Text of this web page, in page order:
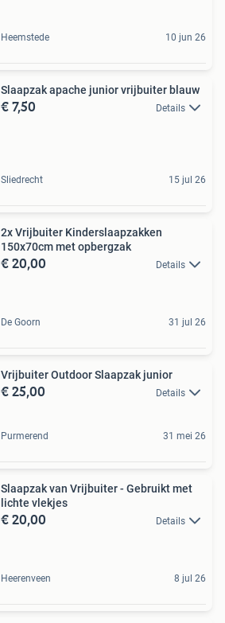
Heemstede 10 jun 26
Slaapzak apache junior vrijbuiter blauw
€ 7,50 Details
Sliedrecht 15 jul 26
2x Vrijbuiter Kinderslaapzakken
150x70cm met opbergzak
€ 20,00 Details
De Goorn 31 jul 26
Vrijbuiter Outdoor Slaapzak junior
€ 25,00 Details
Purmerend 31 mei 26
Slaapzak van Vrijbuiter - Gebruikt met
lichte vlekjes
€ 20,00 Details
Heerenveen 8 jul 26